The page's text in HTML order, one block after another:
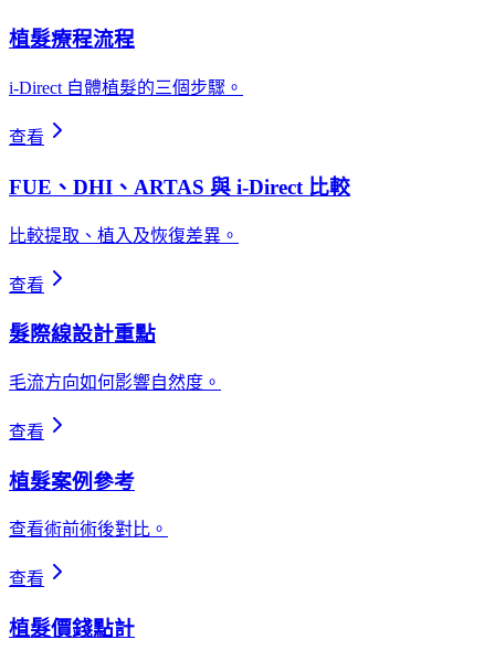
植髮療程流程
i-Direct 自體植髮的三個步驟。
查看
FUE、DHI、ARTAS 與 i-Direct 比較
比較提取、植入及恢復差異。
查看
髮際線設計重點
毛流方向如何影響自然度。
查看
植髮案例參考
查看術前術後對比。
查看
植髮價錢點計